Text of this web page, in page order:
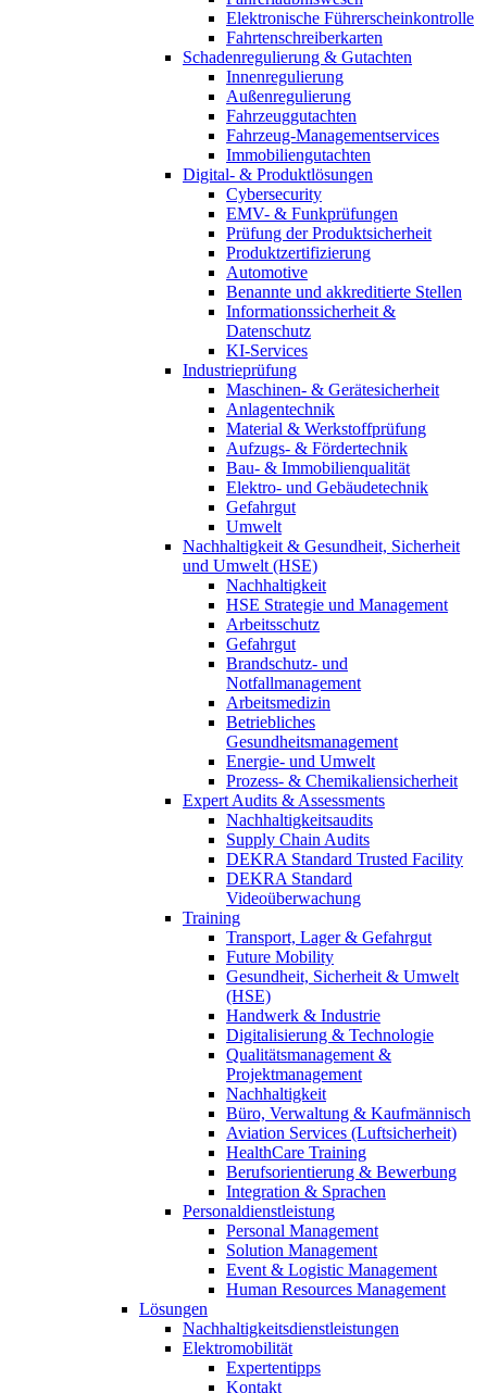
Elektronische Führerscheinkontrolle
Fahrtenschreiberkarten
Schadenregulierung & Gutachten
Innenregulierung
Außenregulierung
Fahrzeuggutachten
Fahrzeug-Managementservices
Immobiliengutachten
Digital- & Produktlösungen
Cybersecurity
EMV- & Funkprüfungen
Prüfung der Produktsicherheit
Produktzertifizierung
Automotive
Benannte und akkreditierte Stellen
Informationssicherheit &
Datenschutz
KI-Services
Industrieprüfung
Maschinen- & Gerätesicherheit
Anlagentechnik
Material & Werkstoffprüfung
Aufzugs- & Fördertechnik
Bau- & Immobilienqualität
Elektro- und Gebäudetechnik
Gefahrgut
Umwelt
Nachhaltigkeit & Gesundheit, Sicherheit
und Umwelt (HSE)
Nachhaltigkeit
HSE Strategie und Management
Arbeitsschutz
Gefahrgut
Brandschutz- und
Notfallmanagement
Arbeitsmedizin
Betriebliches
Gesundheitsmanagement
Energie- und Umwelt
Prozess- & Chemikaliensicherheit
Expert Audits & Assessments
Nachhaltigkeitsaudits
Supply Chain Audits
DEKRA Standard Trusted Facility
DEKRA Standard
Videoüberwachung
Training
Transport, Lager & Gefahrgut
Future Mobility
Gesundheit, Sicherheit & Umwelt
(HSE)
Handwerk & Industrie
Digitalisierung & Technologie
Qualitätsmanagement &
Projektmanagement
Nachhaltigkeit
Büro, Verwaltung & Kaufmännisch
Aviation Services (Luftsicherheit)
HealthCare Training
Berufsorientierung & Bewerbung
Integration & Sprachen
Personaldienstleistung
Personal Management
Solution Management
Event & Logistic Management
Human Resources Management
Lösungen
Nachhaltigkeitsdienstleistungen
Elektromobilität
Expertentipps
Kontakt